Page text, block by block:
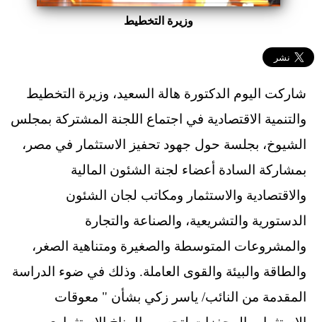
وزيرة التخطيط
شاركت اليوم الدكتورة هالة السعيد، وزيرة التخطيط
والتنمية الاقتصادية في اجتماع اللجنة المشتركة بمجلس
الشيوخ، بجلسة حول جهود تحفيز الاستثمار في مصر،
بمشاركة السادة أعضاء لجنة الشئون المالية
والاقتصادية والاستثمار ومكاتب لجان الشئون
الدستورية والتشريعية، والصناعة والتجارة
والمشروعات المتوسطة والصغيرة ومتناهية الصغر،
والطاقة والبيئة والقوى العاملة. وذلك في ضوء الدراسة
المقدمة من النائب/ ياسر زكي بشأن " معوقات